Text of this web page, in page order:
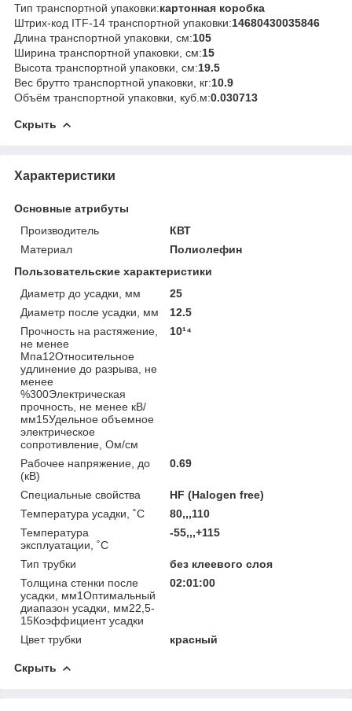
Тип транспортной упаковки:картонная коробка
Штрих-код ITF-14 транспортной упаковки:14680430035846
Длина транспортной упаковки, см:105
Ширина транспортной упаковки, см:15
Высота транспортной упаковки, см:19.5
Вес брутто транспортной упаковки, кг:10.9
Объём транспортной упаковки, куб.м:0.030713
Скрыть
Характеристики
Основные атрибуты
Производитель
КВТ
Материал
Полиолефин
Пользовательские характеристики
Диаметр до усадки, мм
25
Диаметр после усадки, мм
12.5
Прочность на растяжение,
не менее
Мпа12Относительное
удлинение до разрыва, не
менее
%300Электрическая
прочность, не менее кВ/
мм15Удельное объемное
электрическое
сопротивление, Ом/см
10¹⁴
Рабочее напряжение, до
(кВ)
0.69
Специальные свойства
HF (Halogen free)
Температура усадки, ˚С
80,,,110
Температура
эксплуатации, ˚С
-55,,,+115
Тип трубки
без клеевого слоя
Толщина стенки после
усадки, мм1Оптимальный
диапазон усадки, мм22,5-
15Коэффициент усадки
02:01:00
Цвет трубки красный
Скрыть